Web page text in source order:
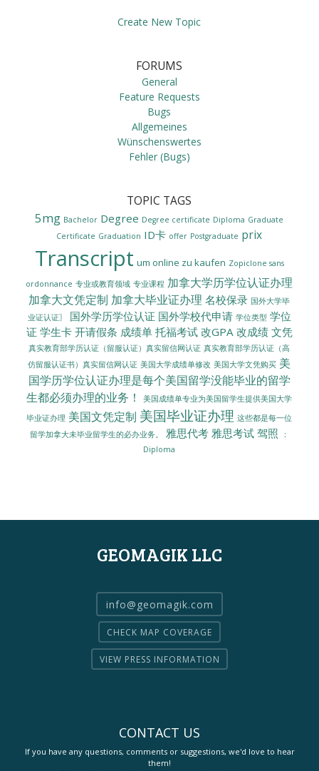
Create New Topic
FORUMS
General
Feature Requests
Bugs
Allgemeines
Wünschenswertes
Fehler (Bugs)
TOPIC TAGS
5mg Bachelor Degree Degree certificate Diploma Graduate
Certificate Graduation ID卡 offer Postgraduate prix
Transcript um online zu kaufen Zopiclone sans
ordonnance 专业或教育领域 专业课程 加拿大学历学位认证办理
加拿大文凭定制 加拿大毕业证办理 名校保录 国外大学毕
业证认证〗
国外学历学位认证 国外学校代申请 学位类型 学位
证 学生卡 开请假条 成绩单 托福考试 改GPA 改成绩 文凭
真实教育部学历认证（留服认证）真实留信网认证 真实教育部学历认证（高
仿留服认证书）真实留信网认证 美国大学成绩单修改 美国大学文凭购买 美
国学历学位认证办理是每个美国留学没能毕业的留学
生都必须办理的业务！
美国成绩单专业为美国留学生提供美国大学
毕业证办理 美国文凭定制 美国毕业证办理 这些都是每一位
留学加拿大未毕业留学生的必办业务。
雅思代考 雅思考试 驾照
：
Diploma
GEOMAGIK LLC
info@geomagik.com
CHECK MAP COVERAGE
VIEW PRESS INFORMATION
CONTACT US
If you have any questions, comments or suggestions, we'd love to hear
them!